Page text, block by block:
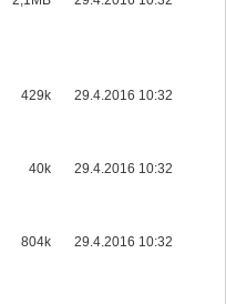
429k 29.4.2016 10:32
40k 29.4.2016 10:32
804k 29.4.2016 10:32